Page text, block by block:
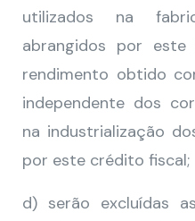
utilizados na
abrangidos por este
rendimento obtido
independente dos
na industrialização
por este crédito fiscal;
d) serão excluídas